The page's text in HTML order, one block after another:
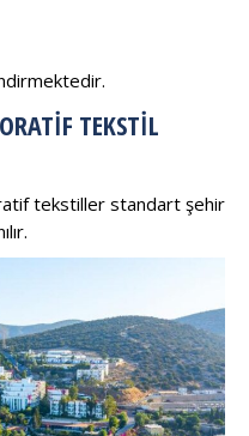
TEKSTIL
tekstiller standart şehir